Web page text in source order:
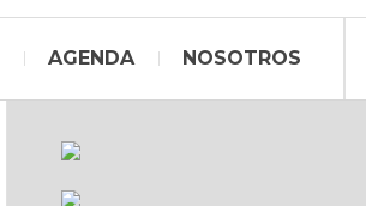
AGENDA NOSOTROS